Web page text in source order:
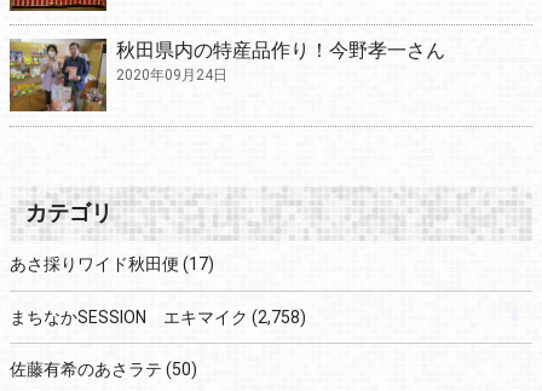
秋田県内の特産品作り！今野孝一さん
2020年09月24日
カテゴリ
あさ採りワイド秋田便 (17)
まちなかSESSION エキマイク (2,758)
佐藤有希のあさラテ (50)